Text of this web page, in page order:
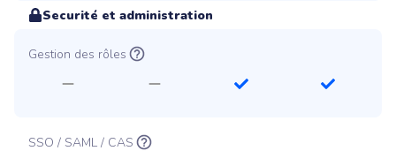
Securité et administration
Gestion des rôles
SSO / SAML / CAS